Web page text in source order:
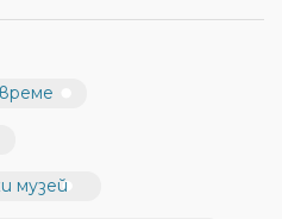
музей